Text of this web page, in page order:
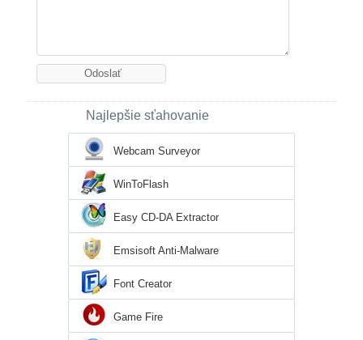
Najlepšie sťahovanie
Webcam Surveyor
WinToFlash
Easy CD-DA Extractor
Emsisoft Anti-Malware
Font Creator
Game Fire